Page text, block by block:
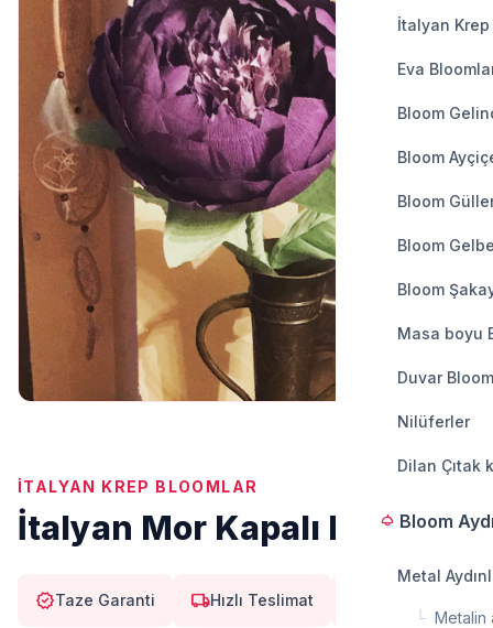
İtalyan
Eva
Bloom
Bloom
Bloom
Bloom
Bloom
Masa boyu
Duvar
Nilüferler
Dilan Çıtak
light Bloom
Metal
└ Metalin
İTALYAN KREP BLOOMLAR
İtalyan Mor Kapalı Bloom
verifiedTaze Garanti local_shippingHızlı Teslimat